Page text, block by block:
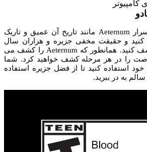
با خرید بازی نیو ورلد اسرار Aeternum مانند تاریخ آن عمیق و تاریک
و حقیقت مخفی جزیره و هزاران سال
ساکنان عجیب آن را کشف کنید. همانطور که Aeternum را کشف می
را در هر مرحله کشف خواهید کرد. شما
خود استفاده کنید تا از فضل جزیره استفاده
به در ببرید.